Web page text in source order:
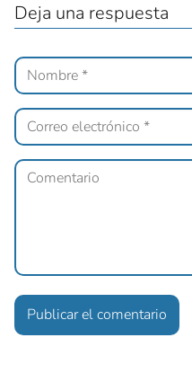
Deja una respuesta